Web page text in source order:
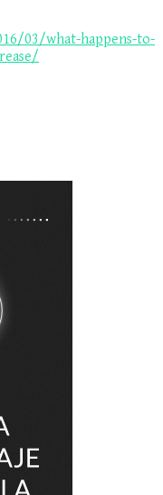
03/what-happens-to-